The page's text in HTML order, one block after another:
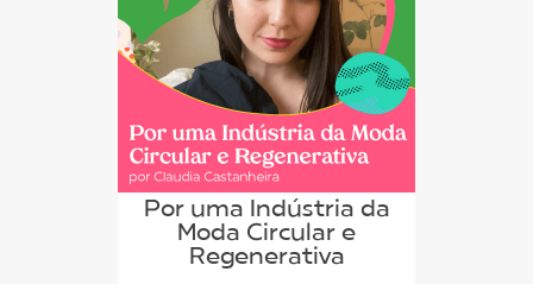
Por uma Indústria da
Moda Circular e
Regenerativa